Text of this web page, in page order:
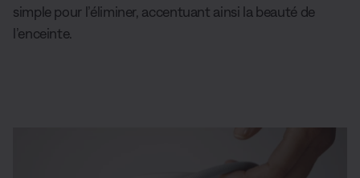
simple pour l’éliminer, accentuant ainsi la beauté de
l’enceinte.